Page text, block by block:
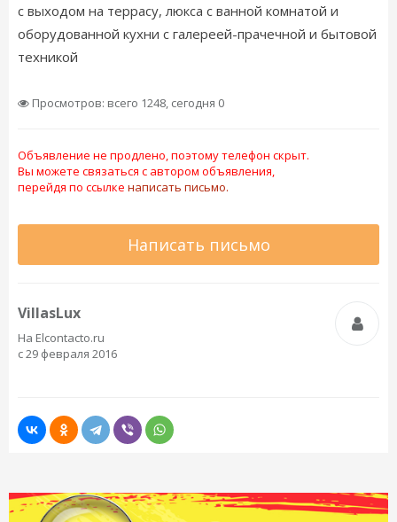
с выходом на террасу, люкса с ванной комнатой и
оборудованной кухни с галереей-прачечной и бытовой
техникой
Просмотров: всего 1248, сегодня 0
Объявление не продлено, поэтому телефон скрыт.
Вы можете связаться с автором объявления,
перейдя по ссылке написать письмо.
Написать письмо
VillasLux
На Elcontacto.ru
с 29 февраля 2016